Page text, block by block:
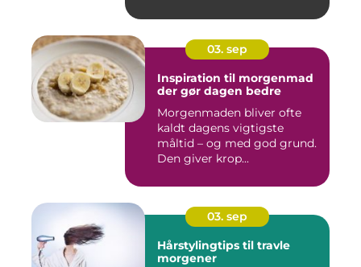
03. sep
Inspiration til morgenmad
der gør dagen bedre
Morgenmaden bliver ofte
kaldt dagens vigtigste
måltid – og med god grund.
Den giver krop...
03. sep
Hårstylingtips til travle
morgener